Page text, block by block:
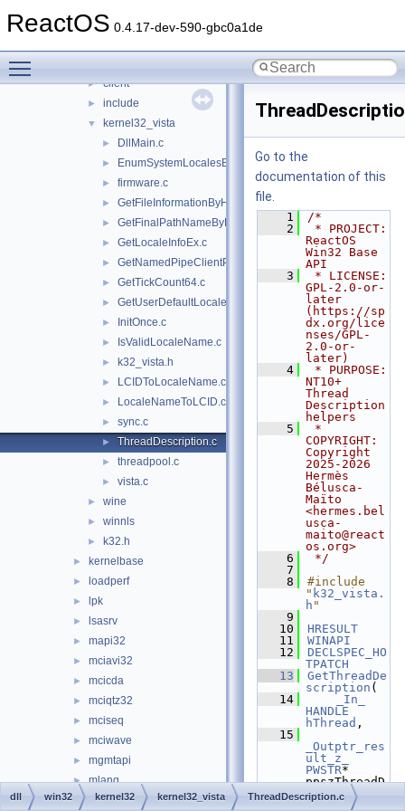
ReactOS 0.4.17-dev-590-gbc0a1de
► jscript
► client
► include
▼ kernel32_vista
► DllMain.c
► EnumSystemLocalesEx.c
► firmware.c
► GetFileInformationByHandleEx.c
► GetFinalPathNameByHandle.c
► GetLocaleInfoEx.c
► GetNamedPipeClientProcessId.c
► GetTickCount64.c
► GetUserDefaultLocaleName.c
► InitOnce.c
► IsValidLocaleName.c
► k32_vista.h
► LCIDToLocaleName.c
► LocaleNameToLCID.c
► sync.c
► ThreadDescription.c
► threadpool.c
► vista.c
► wine
► winnls
► k32.h
► kernelbase
► loadperf
► lpk
► lsasrv
► mapi32
► mciavi32
► mcicda
► mciqtz32
► mciseq
► mciwave
► mgmtapi
► mlang
► mmdevapi
Go to the
documentation of this
file.
    1
/*
    2
* PROJECT:
ReactOS
Win32 Base
API
    3
* LICENSE:
GPL-2.0-or-
later
(https://sp
dx.org/lice
nses/GPL-
2.0-or-
later)
    4
* PURPOSE:
NT10+
Thread
Description
helpers
    5
*
COPYRIGHT:
Copyright
2025-2026
Hermès
Bélusca-
Maïto
<hermes.bel
usca-
maito@react
os.org>
    6
*/
    7
    8
#include
" k32_vista.
h "
    9
   10
HRESULT
   11
WINAPI
   12
DECLSPEC_HO
TPATCH
   13
GetThreadDe
scription (
   14
_In_
HANDLE
hThread ,
   15
_Outptr_res
ult_z_
PWSTR*
ppszThreadD
escription)
   16
{
dll win32 kernel32 kernel32_vista ThreadDescription.c